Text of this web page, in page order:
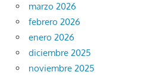
marzo 2026
febrero 2026
enero 2026
diciembre 2025
noviembre 2025